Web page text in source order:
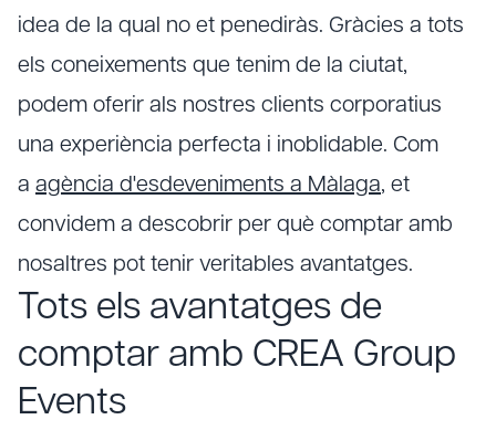
idea de la qual no et penediràs. Gràcies a tots
els coneixements que tenim de la ciutat,
podem oferir als nostres clients corporatius
una experiència perfecta i inoblidable. Com
a agència d'esdeveniments a Màlaga, et
convidem a descobrir per què comptar amb
nosaltres pot tenir veritables avantatges.
Tots els avantatges de
comptar amb CREA Group
Events